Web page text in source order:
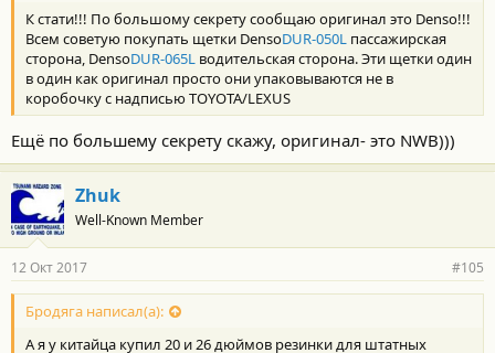
К стати!!! По большому секрету сообщаю оригинал это Denso!!!
Всем советую покупать щетки DensoDUR-050L пассажирская
сторона, DensoDUR-065L водительская сторона. Эти щетки один
в один как оригинал просто они упаковываются не в
коробочку с надписью TOYOTA/LEXUS
Ещё по большему секрету скажу, оригинал- это NWB)))
Zhuk
Well-Known Member
12 Окт 2017 #105
Бродяга написал(а):
А я у китайца купил 20 и 26 дюймов резинки для штатных